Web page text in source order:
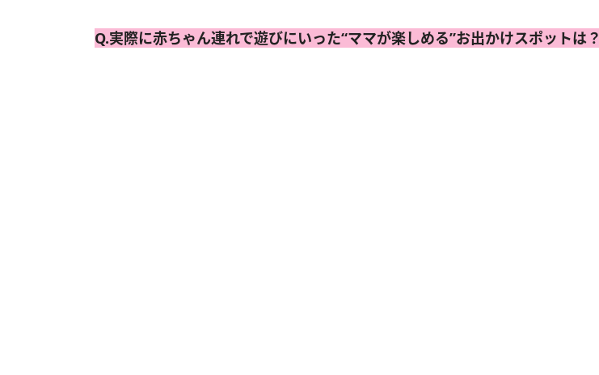
Q.実際に赤ちゃん連れで遊びにいった“ママが楽しめる”お出かけスポットは？